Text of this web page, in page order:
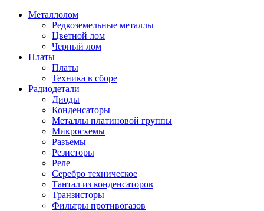
Металлолом
Редкоземельные металлы
Цветной лом
Черный лом
Платы
Платы
Техника в сборе
Радиодетали
Диоды
Конденсаторы
Металлы платиновой группы
Микросхемы
Разъемы
Резисторы
Реле
Серебро техническое
Тантал из конденсаторов
Транзисторы
Фильтры противогазов